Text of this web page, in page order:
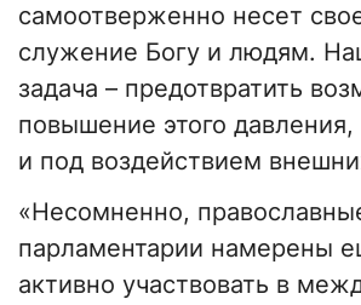
самоотверженно несет
служение Богу и людям.
задача – предотвратить
повышение этого
и под воздействием
«Несомненно,
парламентарии намерены
активно участвовать в